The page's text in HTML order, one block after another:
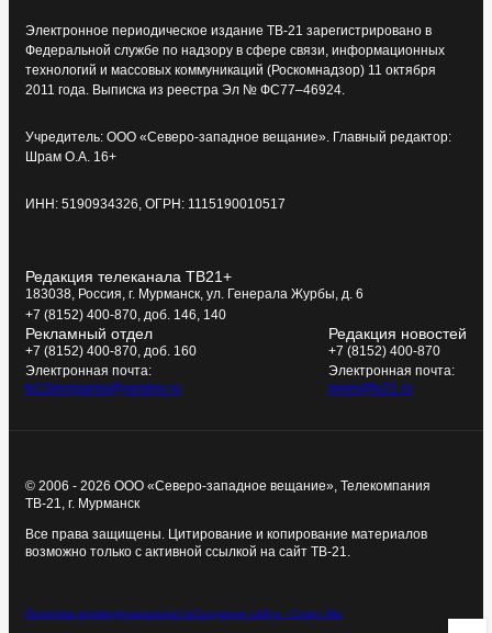
Электронное периодическое издание ТВ-21 зарегистрировано в
Федеральной службе по надзору в сфере связи, информационных
технологий и массовых коммуникаций (Роскомнадзор) 11 октября
2011 года. Выписка из реестра Эл № ФС77–46924.
Учредитель: ООО «Северо-западное вещание». Главный редактор:
Шрам О.А. 16+
ИНН: 5190934326, ОГРН: 1115190010517
Редакция телеканала ТВ21+
183038, Россия, г. Мурманск, ул. Генерала Журбы, д. 6
+7 (8152) 400-870, доб. 146, 140
Рекламный отдел
+7 (8152) 400-870, доб. 160
Электронная почта:
tv21kompania@yandex.ru
Редакция новостей
+7 (8152) 400-870
Электронная почта:
news@tv21.ru
© 2006 - 2026 ООО «Северо-западное вещание», Телекомпания
ТВ-21, г. Мурманск
Все права защищены. Цитирование и копирование материалов
возможно только с активной ссылкой на сайт ТВ-21.
Политика конфиденциальностиСоздание сайта - Старт Икс